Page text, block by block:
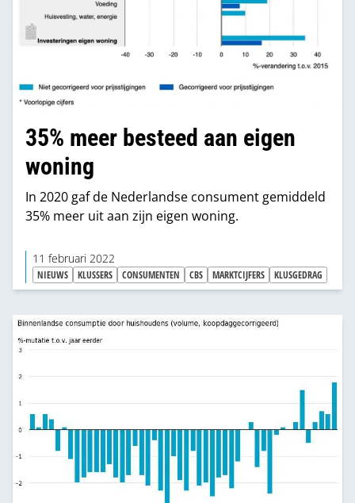
35% meer besteed aan eigen
woning
In 2020 gaf de Nederlandse consument gemiddeld
35% meer uit aan zijn eigen woning.
11 februari 2022
NIEUWS KLUSSERS CONSUMENTEN CBS MARKTCIJFERS KLUSGEDRAG